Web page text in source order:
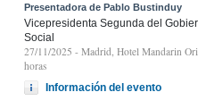
Presentadora de Pablo Bustinduy
Vicepresidenta Segunda del
Social
27/11/2025 - Madrid, Hotel Mandarin
horas
Información del evento